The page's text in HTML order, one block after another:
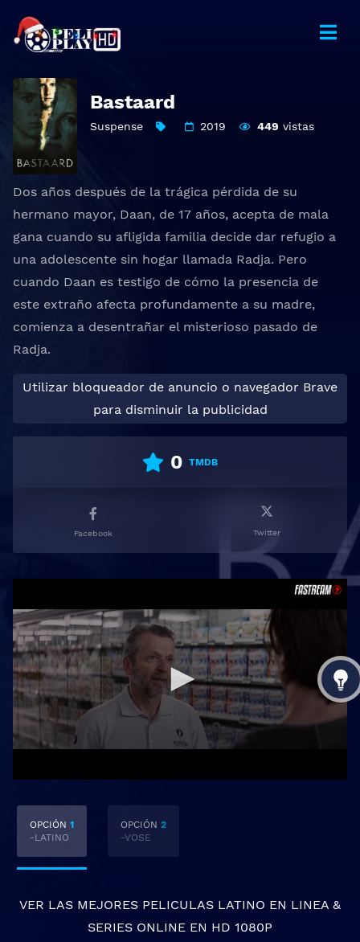
Bastaard
Suspense 2019 449 vistas
Dos años después de la trágica pérdida de su
hermano mayor, Daan, de 17 años, acepta de mala
gana cuando su afligida familia decide dar refugio a
una adolescente sin hogar llamada Radja. Pero
cuando Daan es testigo de cómo la presencia de
este extraño afecta profundamente a su madre,
comienza a desentrañar el misterioso pasado de
Radja.
Utilizar bloqueador de anuncio o navegador Brave
para disminuir la publicidad
0 TMDB
Facebook Twitter
OPCIÓN 1
-LATINO
OPCIÓN 2
-VOSE
VER LAS MEJORES PELICULAS LATINO EN LINEA &
SERIES ONLINE EN HD 1080P